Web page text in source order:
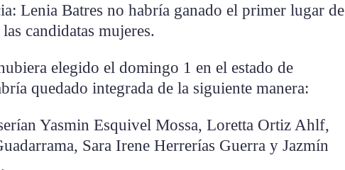
Lenia Batres no habría ganado el primer lugar de
candidatas mujeres.
elegido el domingo 1 en el estado de
quedado integrada de la siguiente manera:
Yasmin Esquivel Mossa, Loretta Ortiz Ahlf,
Sara Irene Herrerías Guerra y Jazmín